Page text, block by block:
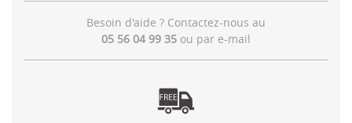
Besoin d'aide ? Contactez-nous au
05 56 04 99 35 ou par e-mail